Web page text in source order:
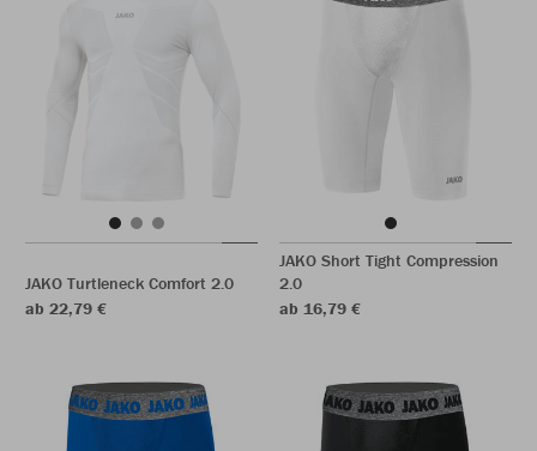
JAKO Turtleneck Comfort 2.0
ab 22,79 €
JAKO Short Tight Compression
2.0
ab 16,79 €